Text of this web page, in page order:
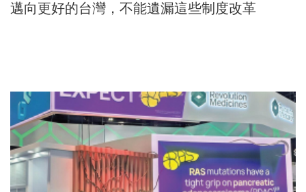
邁向更好的台灣，不能遺漏這些制度改革